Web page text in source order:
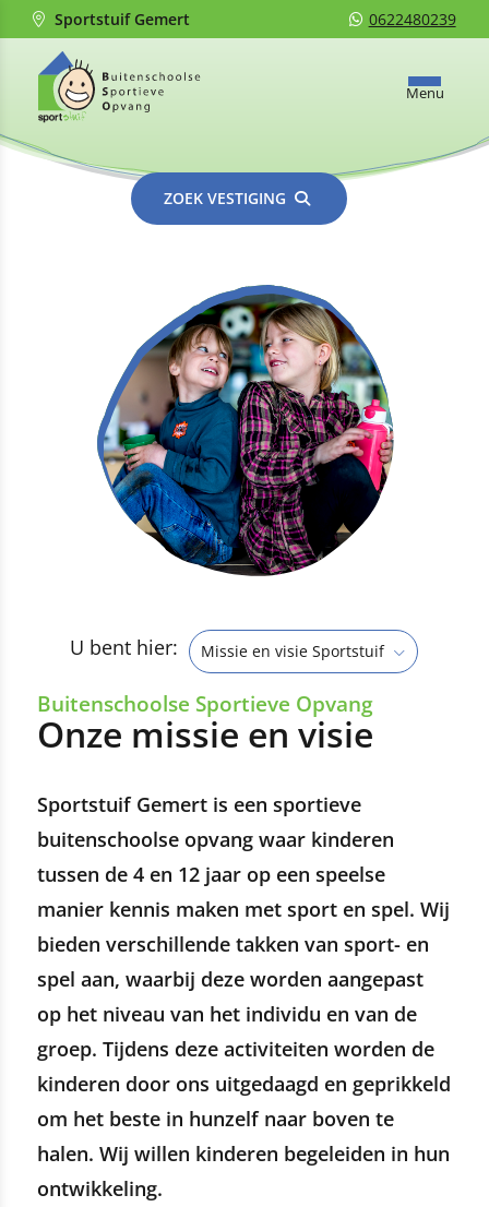
Sportstuif Gemert 0622480239
Menu
ZOEK VESTIGING
U bent hier: Missie en visie Sportstuif
Buitenschoolse Sportieve Opvang
Onze missie en visie
Sportstuif Gemert is een sportieve
buitenschoolse opvang waar kinderen
tussen de 4 en 12 jaar op een speelse
manier kennis maken met sport en spel. Wij
bieden verschillende takken van sport- en
spel aan, waarbij deze worden aangepast
op het niveau van het individu en van de
groep. Tijdens deze activiteiten worden de
kinderen door ons uitgedaagd en geprikkeld
om het beste in hunzelf naar boven te
halen. Wij willen kinderen begeleiden in hun
ontwikkeling.